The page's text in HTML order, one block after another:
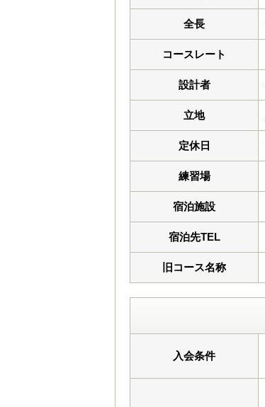
全長
コースレート
設計者
立地
定休日
練習場
宿泊施設
宿泊先TEL
旧コース名称
入会条件